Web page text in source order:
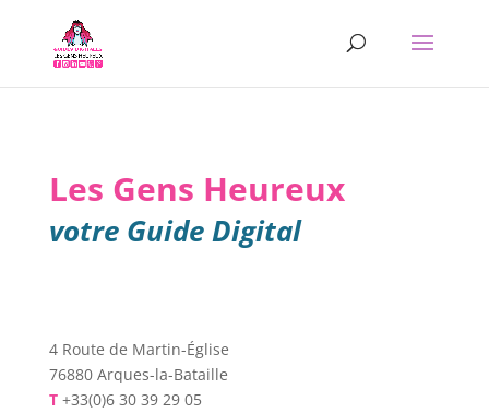
Les Gens Heureux
votre Guide Digital
4 Route de Martin-Église
76880 Arques-la-Bataille
T+33(0)6 30 39 29 05